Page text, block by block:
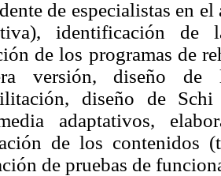
de especialistas en
identificación de
de los programas de
versión, diseño de
diseño de
adaptativos,
de los contenidos
de pruebas de